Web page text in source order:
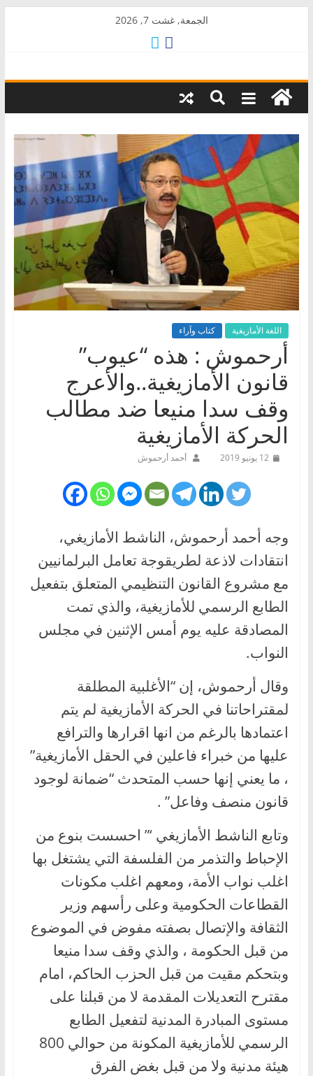
الجمعة, غشت 7, 2026
AkalPress
منبر
المغرب
اللغة الأمازيغية كتاب وآراء
أرحموش : هذه “عيوب”
قانون الأمازيغية..والأعرج
وقف سدا منيعا ضد مطالب
الحركة الأمازيغية
12 يونيو 2019 أحمد أرحموش
وجه أحمد أرحموش، الناشط الأمازيغي،
انتقادات لاذعة لطريقوجة تعامل البرلمانيين
مع مشروع القانون التنظيمي المتعلق بتفعيل
الطابع الرسمي للأمازيغية، والذي تمت
المصادقة عليه يوم أمس الإثنين في مجلس
النواب.
وقال أرحموش، إن “الأغلبية المطلقة
لمقتراحاتنا في الحركة الأمازيغية لم يتم
اعتمادها بالرغم من انها اقرارها والترافع
عليها من خبراء فاعلين في الحقل الأمازيغية”
، ما يعني إنها حسب المتحدث “ضمانة لوجود
قانون منصف وفاعل” .
وتابع الناشط الأمازيغي ‘” احسست بنوع من
الإحباط والتذمر من الفلسفة التي يشتغل بها
اغلب نواب الأمة، ومعهم اغلب مكونات
القطاعات الحكومية وعلى رأسهم وزير
الثقافة والإتصال بصفته مفوض في الموضوع
من قبل الحكومة ، والذي وقف سدا منيعا
وبتحكم مقيت من قبل الحزب الحاكم، امام
مقترح التعديلات المقدمة لا من قبلنا على
مستوى المبادرة المدنية لتفعيل الطابع
الرسمي للأمازيغية المكونة من حوالي 800
هيئة مدنية ولا من قبل بغض الفرق